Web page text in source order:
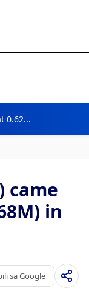
0.62...
came
in
sa Google